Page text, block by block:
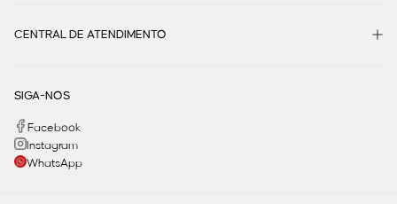
garantindo conforto e estilo para os dias mais amenos.
A seleção traz calçados práticos para a rotina, incluindo
CENTRAL DE ATENDIMENTO
SIGA-NOS
Facebook
Instagram
WhatsApp